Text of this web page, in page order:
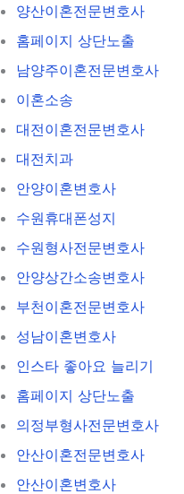
양산이혼전문변호사
홈페이지 상단노출
남양주이혼전문변호사
이혼소송
대전이혼전문변호사
대전치과
안양이혼변호사
수원휴대폰성지
수원형사전문변호사
안양상간소송변호사
부천이혼전문변호사
성남이혼변호사
인스타 좋아요 늘리기
홈페이지 상단노출
의정부형사전문변호사
안산이혼전문변호사
안산이혼변호사